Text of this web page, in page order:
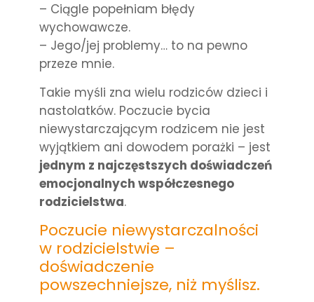
– Ciągle popełniam błędy
wychowawcze.
– Jego/jej problemy… to na pewno
przeze mnie.
Takie myśli zna wielu rodziców dzieci i
nastolatków. Poczucie bycia
niewystarczającym rodzicem nie jest
wyjątkiem ani dowodem porażki – jest
jednym z najczęstszych doświadczeń
emocjonalnych współczesnego
rodzicielstwa.
Poczucie niewystarczalności
w rodzicielstwie –
doświadczenie
powszechniejsze, niż myślisz.